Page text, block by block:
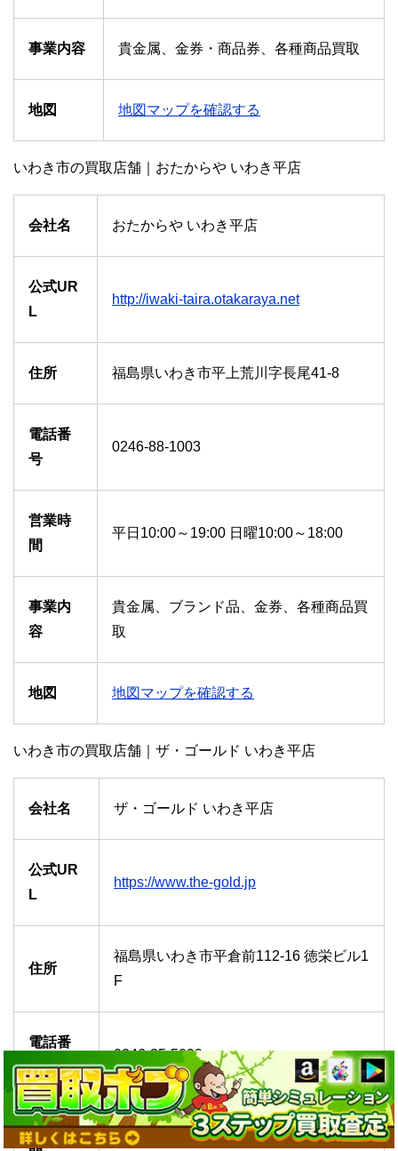
事業内容 貴金属、金券・商品券、各種商品買取
地図 地図マップを確認する
いわき市の買取店舗｜おたからや いわき平店
会社名 おたからや いわき平店
公式UR
L
http://iwaki-taira.otakaraya.net
住所 福島県いわき市平上荒川字長尾41-8
電話番
号
0246-88-1003
営業時
間
平日10:00～19:00 日曜10:00～18:00
事業内
容
貴金属、ブランド品、金券、各種商品買
取
地図 地図マップを確認する
いわき市の買取店舗｜ザ・ゴールド いわき平店
会社名 ザ・ゴールド いわき平店
公式UR
L
https://www.the-gold.jp
住所
福島県いわき市平倉前112-16 徳栄ビル1
F
電話番
号
0246-35-5099
営業時
10:00～18:00